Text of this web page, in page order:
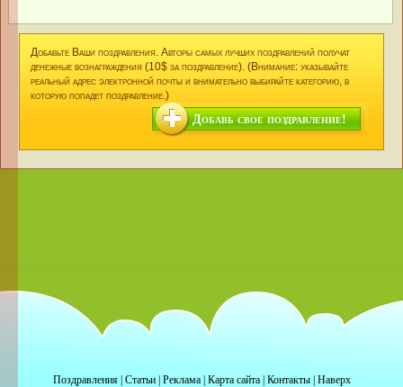
Добавьте Ваши поздравления. Авторы самых лучших поздравлений получат
денежные вознаграждения (10$ за поздравление). (Внимание: указывайте
реальный адрес электронной почты и внимательно выбирайте категорию, в
которую попадет поздравление.)
Добавь свое поздравление!
Поздравления| Статьи| Реклама| Карта сайта| Контакты| Наверх